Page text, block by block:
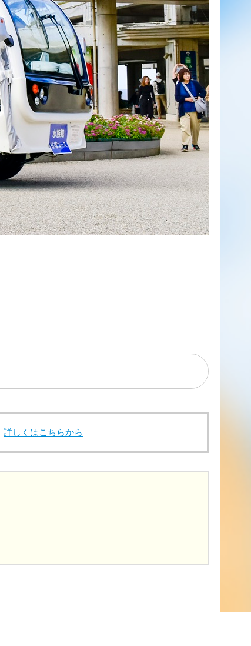
詳しくはこちらから